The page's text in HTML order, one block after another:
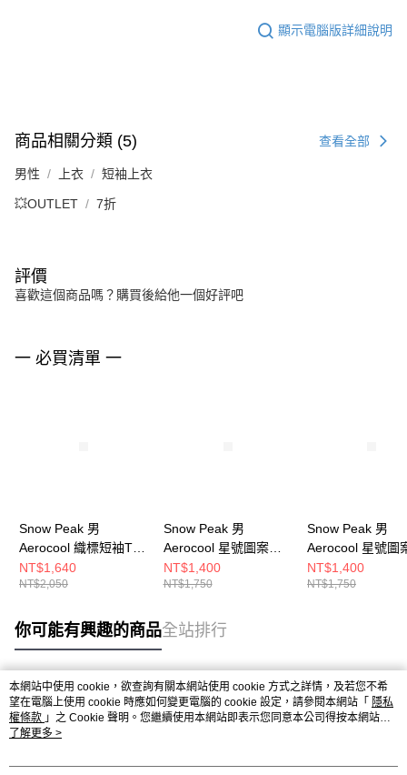
顯示電腦版詳細說明
商品相關分類 (5) 查看全部
男性 上衣 短袖上衣
💥OUTLET 7折
評價
喜歡這個商品嗎？購買後給他一個好評吧
一 必買清單 一
Snow Peak 男
Aerocool 織標短袖T恤
白
NT$1,640
NT$2,050
Snow Peak 男
Aerocool 星號圖案短
袖T恤 淺米
NT$1,400
NT$1,750
Snow Peak 男
Aerocool 星號圖
袖T恤 薄荷
NT$1,400
NT$1,750
你可能有興趣的商品全站排行
熱門標籤
本網站中使用 cookie，欲查詢有關本網站使用 cookie 方式之詳情，及若您不希
望在電腦上使用 cookie 時應如何變更電腦的 cookie 設定，請參閱本網站「 隱私
權條款 」之 Cookie 聲明。您繼續使用本網站即表示您同意本公司得按本網站使
用條款之 Cookie 聲明使用 cookie。
了解更多 >